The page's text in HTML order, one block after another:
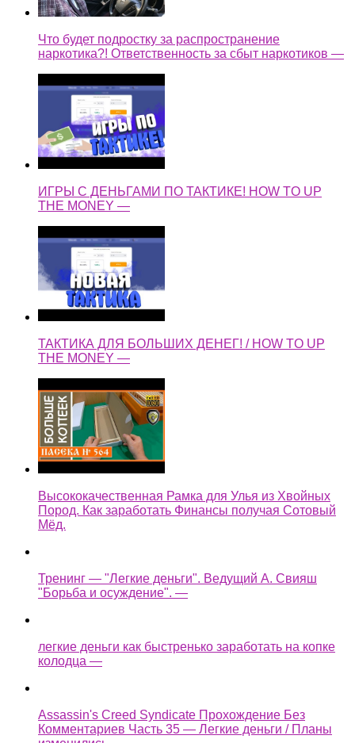
Что будет подростку за распространение
наркотика?! Ответственность за сбыт наркотиков —
ИГРЫ С ДЕНЬГАМИ ПО ТАКТИКЕ! HOW TO UP
THE MONEY —
ТАКТИКА ДЛЯ БОЛЬШИХ ДЕНЕГ! / HOW TO UP
THE MONEY —
Высококачественная Рамка для Улья из Хвойных
Пород. Как заработать Финансы получая Сотовый
Мёд.
Тренинг — "Легкие деньги". Ведущий А. Свияш
"Борьба и осуждение". —
легкие деньги как быстренько заработать на копке
колодца —
Assassin's Creed Syndicate Прохождение Без
Комментариев Часть 35 — Легкие деньги / Планы